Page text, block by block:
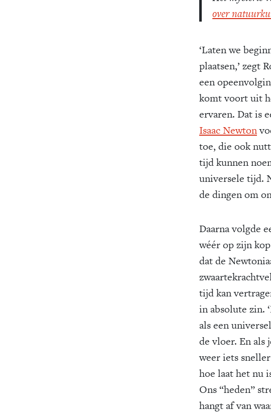
over
‘Laten we
plaatsen,’ zegt
een
komt voort uit
ervaren. Dat is
Isaac Newton
toe, die ook
tijd kunnen
universele tijd.
de dingen om
Daarna volgde
wéér op zijn
dat de
tijd kan
in absolute zin.
als een
de vloer. En als
weer iets
hoe laat het nu
Ons “heden”
hangt af van